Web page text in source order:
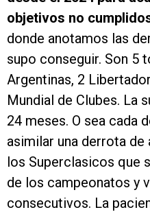
objetivos no
donde anotamos las
supo conseguir. Son 5
Argentinas, 2
Mundial de Clubes. La
24 meses. O sea cada
asimilar una derrota
los Superclasicos que
de los campeonatos y
consecutivos. La